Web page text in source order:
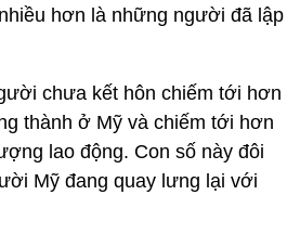
hơn là những người đã lập
chưa kết hôn chiếm tới hơn
thành ở Mỹ và chiếm tới hơn
lao động. Con số này đôi
Mỹ đang quay lưng lại với